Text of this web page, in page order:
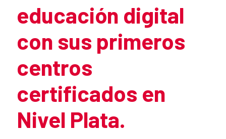
educación digital
con sus primeros
centros
certificados en
Nivel Plata.